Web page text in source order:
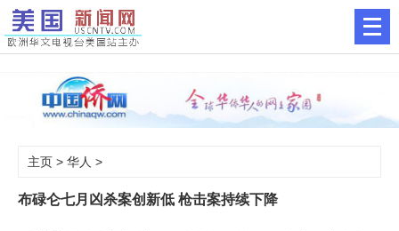
主页 > 华人 >
布碌仑七月凶杀案创新低 枪击案持续下降